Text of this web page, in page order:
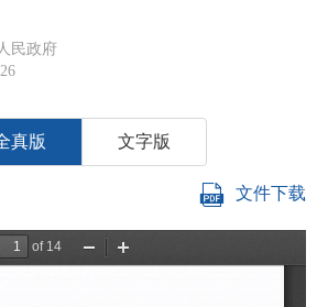
民政府
真版 文字版
文件下载